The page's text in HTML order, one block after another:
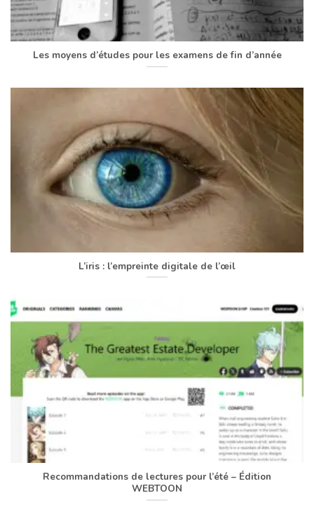
Les moyens d’études pour les examens de fin d’année
L’iris : l’empreinte digitale de l’œil
Recommandations de lectures pour l’été – Édition
WEBTOON